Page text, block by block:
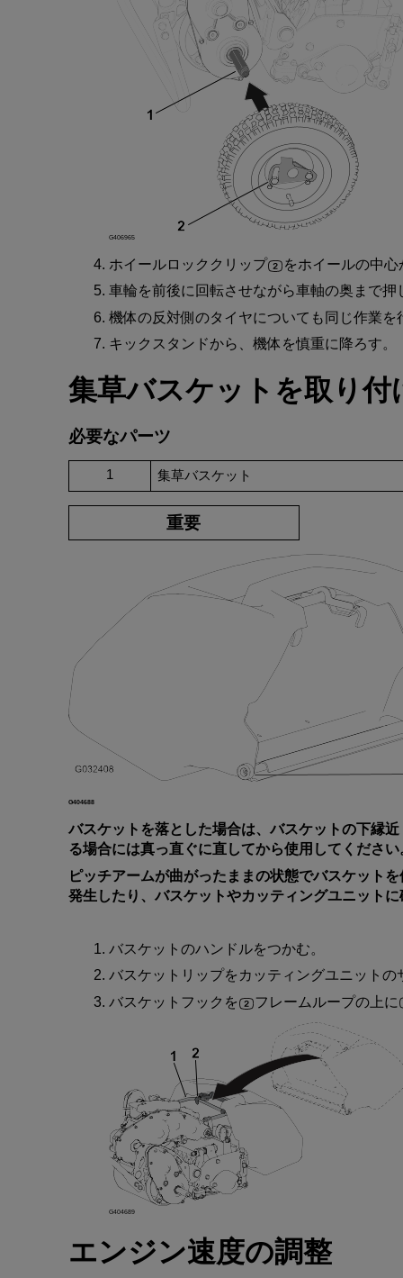
G406965
ホイールロッククリップ をホイールの中心
車輪を前後に 回転させながら車軸の奥 まで押
機体の反対側 のタイヤについても 同 じ作業を
キックスタンドから 、機体 を慎重に 降ろす。
集草バスケット を取 り付
必要なパーツ
1 集草バスケット
重要
G404688
バスケット を落とした場合は、 バスケットの下縁近
る場合には真っ直ぐに直してから使用 してください
ピッチアームが曲がったままの状態でバスケット を
発生 したり 、 バスケットやカッティングユニット に
バスケット のハンドルをつかむ。
バスケットリップを カッティングユニット の
バスケットフック を フレームループの上に
G404689
エンジン速度の調整